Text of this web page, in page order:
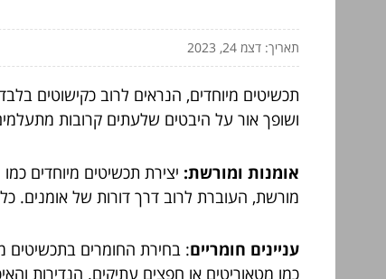
תאריך: דצמ 24, 2023
תכשיטים מיוחדים, הנראים לרוב כקישוטים
ושופך אור על היבטים שלעתים קרובות
אומנות ומורשת: יצירת תכשיטים מיוחדים כמו
מורשת, העוברת לרוב דרך דורות של אומנים.
עניינים חומריים: בחירת החומרים בתכשיטים
כמו מטאוריטים או חפצים עתיקים. הנדירות